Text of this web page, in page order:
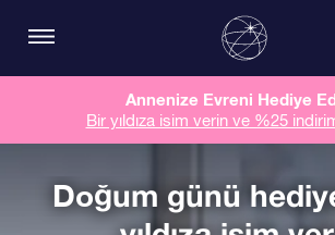
Annenize Evreni Hediye
Bir yıldıza isim verin ve %25
Doğum günü